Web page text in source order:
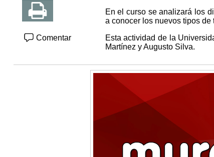
Comentar
En el curso se analizará los
a conocer los nuevos tipos
Esta actividad de la
Martínez y Augusto Silva.